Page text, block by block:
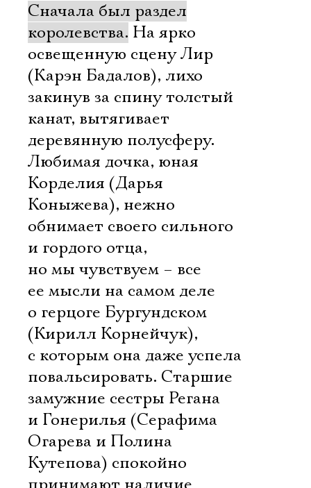
Сначала был раздел
королевства. На ярко
освещенную сцену Лир
(Карэн Бадалов), лихо
закинув за спину толстый
канат, вытягивает
деревянную полусферу.
Любимая дочка, юная
Корделия (Дарья
Коныжева), нежно
обнимает своего сильного
и гордого отца,
но мы чувствуем – все
ее мысли на самом деле
о герцоге Бургундском
(Кирилл Корнейчук),
с которым она даже успела
повальсировать. Старшие
замужние сестры Регана
и Гонерилья (Серафима
Огарева и Полина
Кутепова) спокойно